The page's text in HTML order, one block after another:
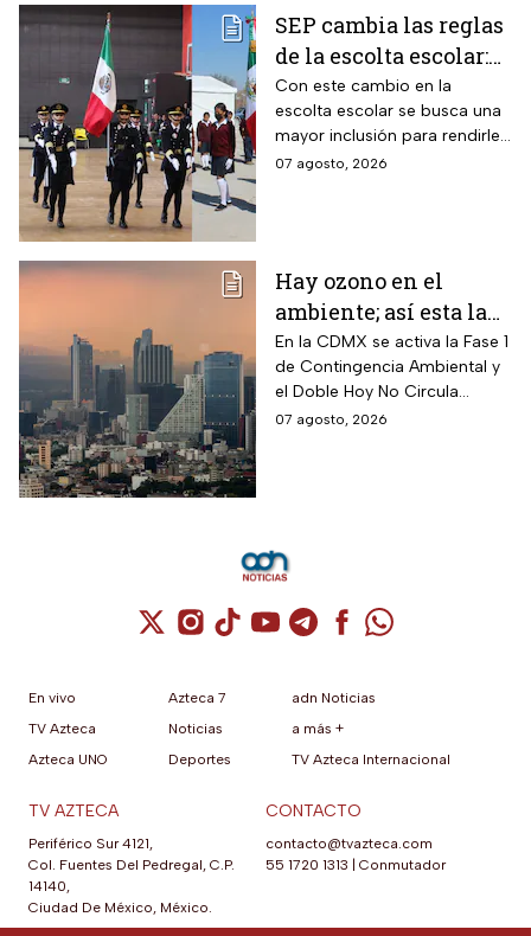
SEP cambia las reglas
de la escolta escolar:
¿cómo se elegirá a los
alumnos a partir de
ahora?
Con este cambio en la
escolta escolar se busca una
mayor inclusión para rendirle
honores a la bandera
07 agosto, 2026
Hay ozono en el
ambiente; así esta la
calidad del aire en
CDMX hoy
En la CDMX se activa la Fase 1
de Contingencia Ambiental y
el Doble Hoy No Circula
cuando hay altos índices de
07 agosto, 2026
Cuenta de X / Twitter (se abre en una
Cuenta de Instagram (se abre en una
Cuenta de TikTok (se abre en
Cuenta de YouTube (se abre
Cuenta de Telegram (se
Cuenta de
Cuenta de
En vivo
TV Azteca
Azteca UNO
Azteca 7
Noticias
Deportes
adn Noticias
a más +
TV Azteca Internacional
TV AZTECA
Periférico Sur 4121,
Col. Fuentes Del Pedregal, C.P.
14140,
Ciudad De México, México.
CONTACTO
contacto@tvazteca.com
55 1720 1313
Conmutador